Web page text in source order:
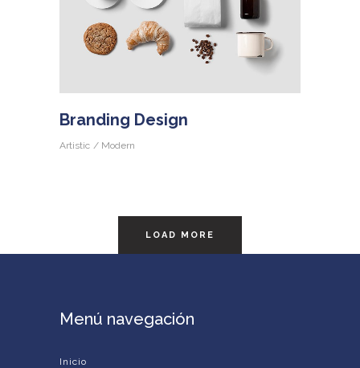
Branding Design
Artistic Modern
LOAD MORE
Menú navegación
Inicio